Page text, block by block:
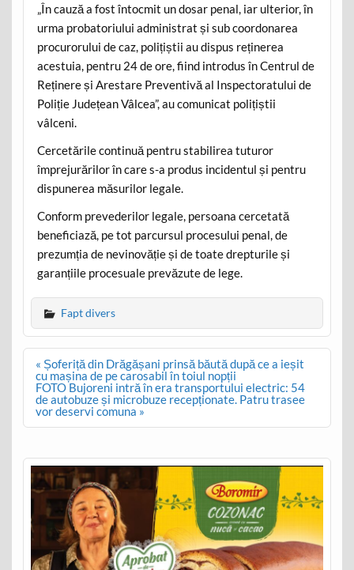
„În cauză a fost întocmit un dosar penal, iar ulterior, în
urma probatoriului administrat și sub coordonarea
procurorului de caz, polițiștii au dispus reținerea
acestuia, pentru 24 de ore, fiind introdus în Centrul de
Reținere și Arestare Preventivă al Inspectoratului de
Poliție Județean Vâlcea”, au comunicat polițiștii
vâlceni.
Cercetările continuă pentru stabilirea tuturor
împrejurărilor în care s-a produs incidentul și pentru
dispunerea măsurilor legale.
Conform prevederilor legale, persoana cercetată
beneficiază, pe tot parcursul procesului penal, de
prezumția de nevinovăție și de toate drepturile și
garanțiile procesuale prevăzute de lege.
Fapt divers
Post
navigation
« Șoferiță din Drăgășani prinsă băută după ce a ieșit
cu mașina de pe carosabil în toiul nopții
FOTO Bujoreni intră în era transportului electric: 54
de autobuze și microbuze recepționate. Patru trasee
vor deservi comuna »